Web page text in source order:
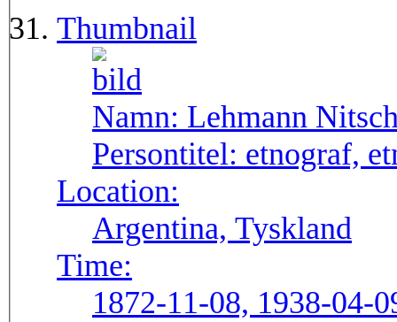
Thumbnail
Namn: Lehmann
Persontitel: etnograf,
Location:
Argentina, Tyskland
Time:
1872-11-08, 1938-04-